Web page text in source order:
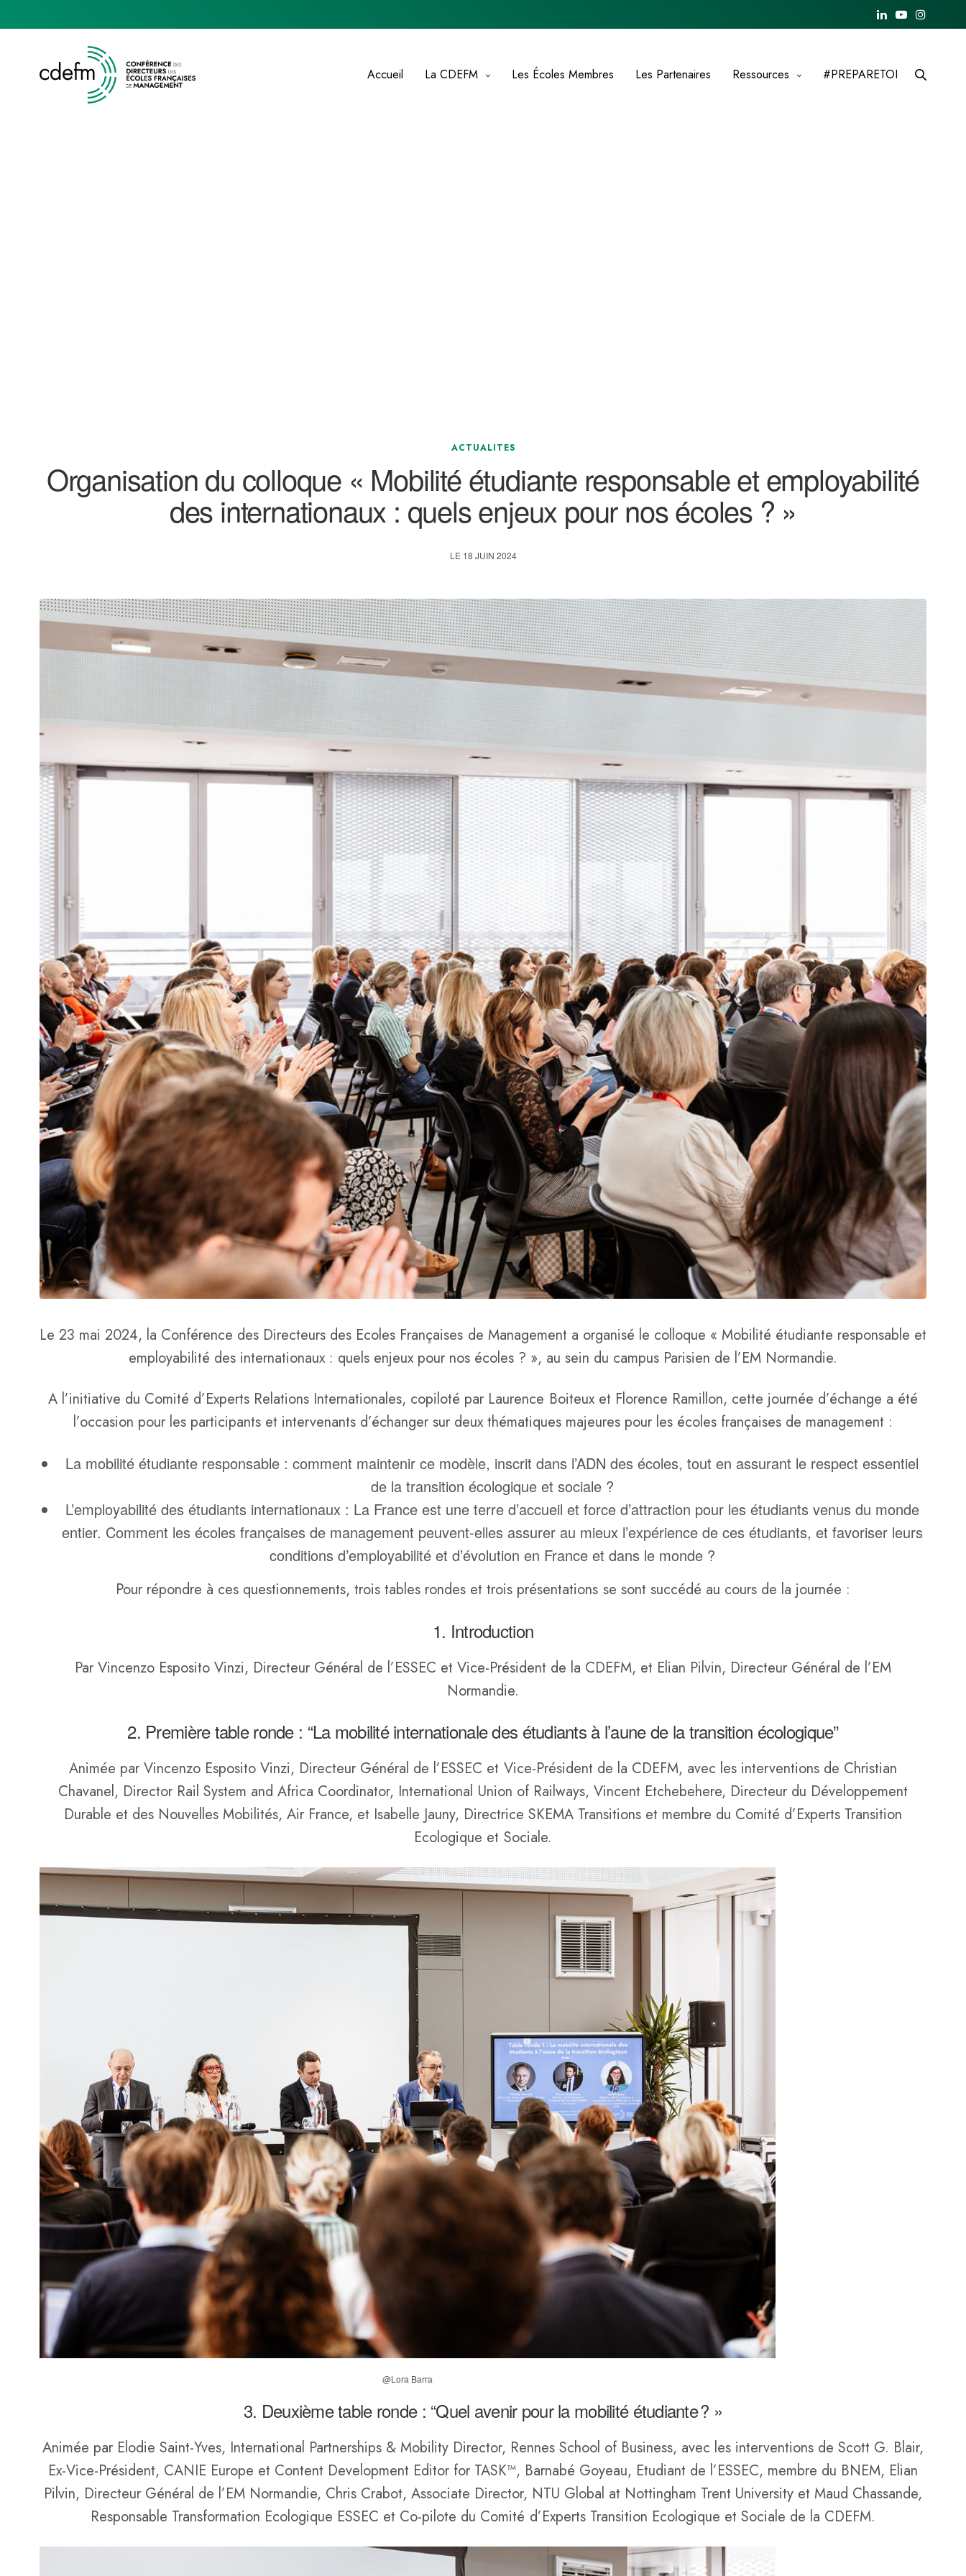
Accueil La CDEFM Les Écoles Membres Les Partenaires Ressources #PREPARETOI
ACTUALITES
Organisation du colloque « Mobilité étudiante responsable et employabilité
des internationaux : quels enjeux pour nos écoles ? »
LE 18 JUIN 2024
Le 23 mai 2024, la Conférence des Directeurs des Ecoles Françaises de Management a organisé le colloque « Mobilité étudiante responsable et
employabilité des internationaux : quels enjeux pour nos écoles ? », au sein du campus Parisien de l’EM Normandie.
A l’initiative du Comité d’Experts Relations Internationales, copiloté par Laurence Boiteux et Florence Ramillon, cette journée d’échange a été
l’occasion pour les participants et intervenants d’échanger sur deux thématiques majeures pour les écoles françaises de management :
La mobilité étudiante responsable : comment maintenir ce modèle, inscrit dans l’ADN des écoles, tout en assurant le respect essentiel
de la transition écologique et sociale ?
L’employabilité des étudiants internationaux : La France est une terre d’accueil et force d’attraction pour les étudiants venus du monde
entier. Comment les écoles françaises de management peuvent-elles assurer au mieux l’expérience de ces étudiants, et favoriser leurs
conditions d’employabilité et d’évolution en France et dans le monde ?
Pour répondre à ces questionnements, trois tables rondes et trois présentations se sont succédé au cours de la journée :
1. Introduction
Par Vincenzo Esposito Vinzi, Directeur Général de l’ESSEC et Vice-Président de la CDEFM, et Elian Pilvin, Directeur Général de l’EM
Normandie.
2. Première table ronde : “La mobilité internationale des étudiants à l’aune de la transition écologique”
Animée par Vincenzo Esposito Vinzi, Directeur Général de l’ESSEC et Vice-Président de la CDEFM, avec les interventions de Christian
Chavanel, Director Rail System and Africa Coordinator, International Union of Railways, Vincent Etchebehere, Directeur du Développement
Durable et des Nouvelles Mobilités, Air France, et Isabelle Jauny, Directrice SKEMA Transitions et membre du Comité d’Experts Transition
Ecologique et Sociale.
@Lora Barra
3. Deuxième table ronde : “Quel avenir pour la mobilité étudiante ? »
Animée par Elodie Saint-Yves, International Partnerships & Mobility Director, Rennes School of Business, avec les interventions de Scott G. Blair,
Ex-Vice-Président, CANIE Europe et Content Development Editor for TASK™, Barnabé Goyeau, Etudiant de l’ESSEC, membre du BNEM, Elian
Pilvin, Directeur Général de l’EM Normandie, Chris Crabot, Associate Director, NTU Global at Nottingham Trent University et Maud Chassande,
Responsable Transformation Ecologique ESSEC et Co-pilote du Comité d’Experts Transition Ecologique et Sociale de la CDEFM.